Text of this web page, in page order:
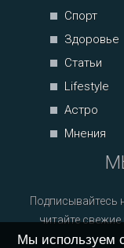
Спорт
Здоровье
Статьи
Lifestyle
Астро
Мнения
Подписывайтесь
читайте
Мы используем